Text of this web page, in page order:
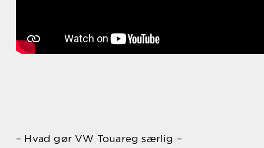
– Hvad gør VW Touareg særlig –